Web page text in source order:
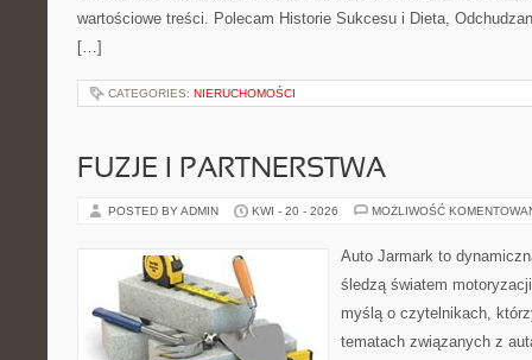
wartościowe treści. Polecam Historie Sukcesu i Dieta,
[…]
CATEGORIES: NIERUCHOMOŚCI
FUZJE I PARTNERSTWA
POSTED BY ADMIN KWI - 20 - 2026 MOŻLIWOŚĆ
Auto Jarmark to
śledzą światem
myślą o czytelnikach,
tematach związanych z